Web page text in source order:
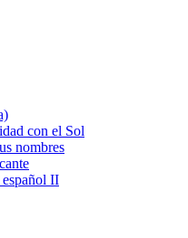
con el Sol
nombres
II